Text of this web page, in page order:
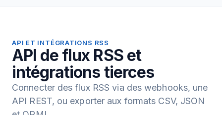
API ET INTÉGRATIONS RSS
API de flux RSS et
intégrations tierces
Connecter des flux RSS via des webhooks, une
API REST, ou exporter aux formats CSV, JSON